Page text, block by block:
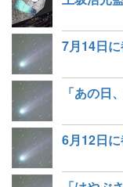
7月14日